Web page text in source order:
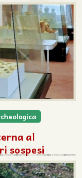
al
sospesi